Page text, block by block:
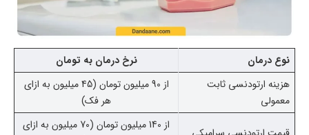
نوع درمان
نرخ درمان به تومان
هزینه ارتودنسی ثابت
معمولی
از 90 میلیون تومان (45 میلیون به ازای
هر فک)
از 140 میلیون تومان (70 میلیون به ازای